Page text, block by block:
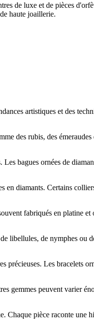
de luxe et de pièces
haute joaillerie.
artistiques et des
des rubis, des
bagues ornées de
en diamants. Certains
fabriqués en platine
libellules, de nymphes ou
précieuses. Les bracelets
gemmes peuvent varier
Chaque pièce raconte une